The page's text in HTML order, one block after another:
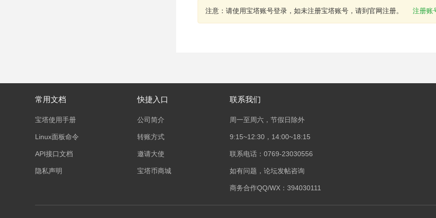
注意：请使用宝塔账号登录，如未注册宝塔账号，请到官网注册。 注册账
常用文档
宝塔使用手册
Linux面板命令
API接口文档
隐私声明
快捷入口
公司简介
转账方式
邀请大使
宝塔币商城
联系我们
周一至周六，节假日除外
9:15~12:30，14:00~18:15
联系电话：0769-23030556
如有问题，论坛发帖咨询
商务合作QQ/WX：394030111